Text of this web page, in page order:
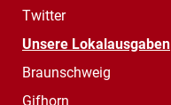
Twitter
Unsere Lokalausgaben
Braunschweig
Gifhorn